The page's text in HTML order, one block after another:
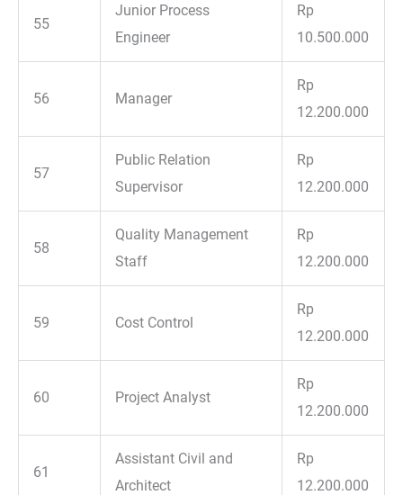
55
Junior Process
Engineer
Rp
10.500.000
56 Manager
Rp
12.200.000
57
Public Relation
Supervisor
Rp
12.200.000
58
Quality Management
Staff
Rp
12.200.000
59 Cost Control
Rp
12.200.000
60 Project Analyst
Rp
12.200.000
61
Assistant Civil and
Architect
Rp
12.200.000